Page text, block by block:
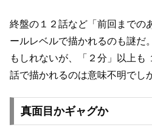
終盤の１２話など「前回までの
ールレベルで描かれるのも謎だ。
もしれないが、「２分」以上も
話で描かれるのは意味不明でし
真面目かギャグか